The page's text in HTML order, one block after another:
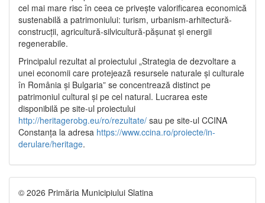
cel mai mare risc în ceea ce privește valorificarea economică
sustenabilă a patrimoniului: turism, urbanism-arhitectură-
construcții, agricultură-silvicultură-pășunat și energii
regenerabile.
Principalul rezultat al proiectului „Strategia de dezvoltare a
unei economii care protejează resursele naturale și culturale
în România și Bulgaria” se concentrează distinct pe
patrimoniul cultural și pe cel natural. Lucrarea este
disponibilă pe site-ul proiectului
http://heritagerobg.eu/ro/rezultate/ sau pe site-ul CCINA
Constanța la adresa https://www.ccina.ro/proiecte/in-
derulare/heritage.
© 2026 Primăria Municipiului Slatina